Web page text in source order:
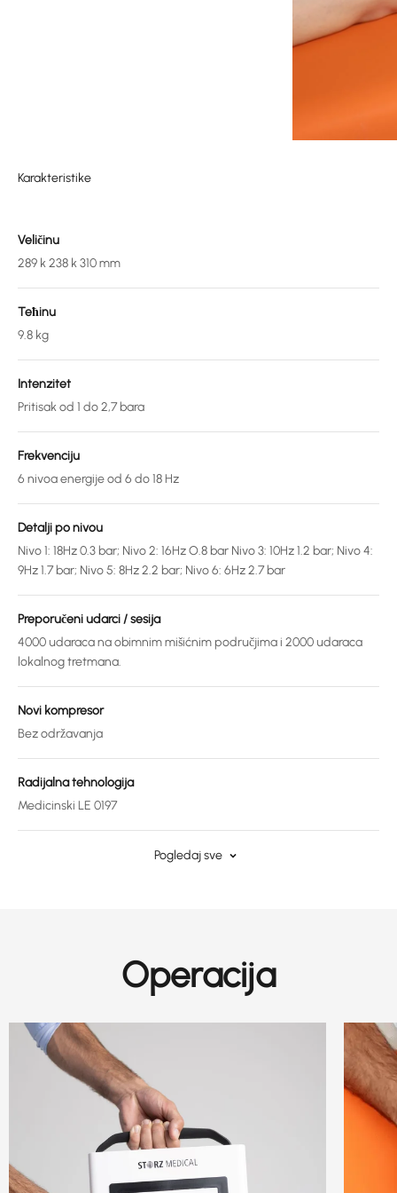
Karakteristike
Veličinu
289 k 238 k 310 mm
Teћinu
9.8 kg
Intenzitet
Pritisak od 1 do 2,7 bara
Frekvenciju
6 nivoa energije od 6 do 18 Hz
Detalji po nivou
Nivo 1: 18Hz 0.3 bar; Nivo 2: 16Hz O.8 bar Nivo 3: 10Hz 1.2 bar; Nivo 4:
9Hz 1.7 bar; Nivo 5: 8Hz 2.2 bar; Nivo 6: 6Hz 2.7 bar
Preporučeni udarci / sesija
4000 udaraca na obimnim mišićnim područjima i 2000 udaraca
lokalnog tretmana.
Novi kompresor
Bez održavanja
Radijalna tehnologija
Medicinski LE 0197
Pogledaj sve
Operacija